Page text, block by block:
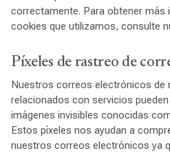
correctamente. Para obtener más
cookies que utilizamos, consulte
Píxeles de rastreo de
Nuestros correos electrónicos de
relacionados con servicios
imágenes invisibles conocidas
Estos píxeles nos ayudan a
nuestros correos electrónicos ya